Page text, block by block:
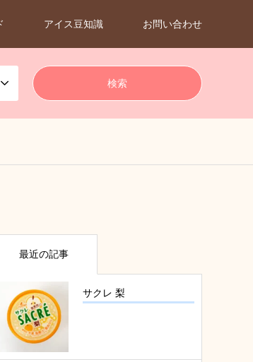
アイス豆知識 お問い合わせ
最近の記事
サクレ 梨